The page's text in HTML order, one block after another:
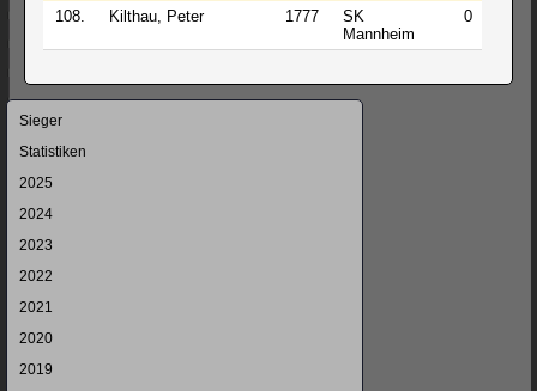
108. Kilthau, Peter 1777
SK
Mannheim
0
Navigation
Sieger
Statistiken
2025
2024
2023
2022
2021
2020
2019